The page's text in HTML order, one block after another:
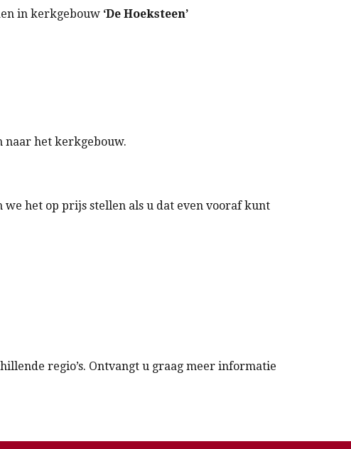
in kerkgebouw ‘De Hoeksteen’
naar het kerkgebouw.
het op prijs stellen als u dat even vooraf kunt
regio’s. Ontvangt u graag meer informatie